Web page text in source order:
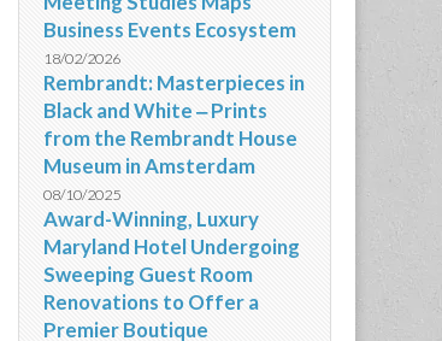
Business Events Ecosystem
18/02/2026
Rembrandt: Masterpieces in
Black and White ‒ Prints
from the Rembrandt House
Museum in Amsterdam
08/10/2025
Award-Winning, Luxury
Maryland Hotel Undergoing
Sweeping Guest Room
Renovations to Offer a
Premier Boutique